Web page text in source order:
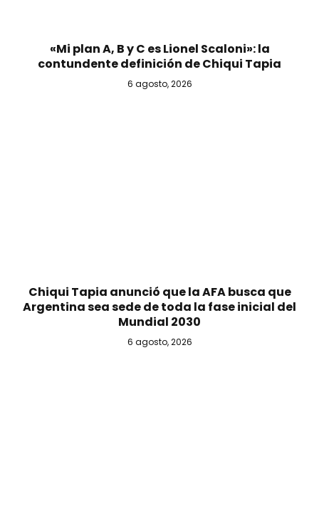
«Mi plan A, B y C es Lionel Scaloni»: la
contundente definición de Chiqui Tapia
6 agosto, 2026
Chiqui Tapia anunció que la AFA busca que
Argentina sea sede de toda la fase inicial del
Mundial 2030
6 agosto, 2026